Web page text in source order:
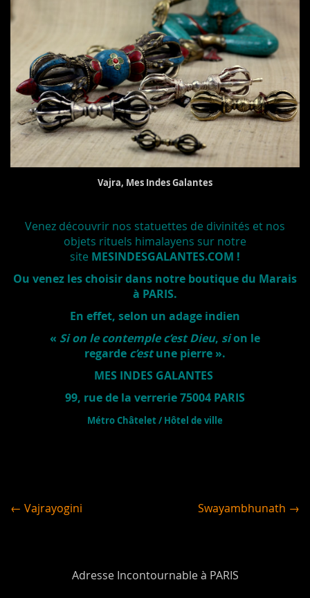
Vajra, Mes Indes Galantes
Venez découvrir nos statuettes de divinités et nos
objets rituels himalayens sur notre
site MESINDESGALANTES.COM !
Ou venez les choisir dans notre boutique du Marais
à PARIS.
En effet, selon un adage indien
« Si on le contemple c’est Dieu, sion le
regarde c’estune pierre ».
MES INDES GALANTES
99, rue de la verrerie 75004 PARIS
Métro Châtelet / Hôtel de ville
← Vajrayogini Swayambhunath →
Adresse Incontournable à PARIS